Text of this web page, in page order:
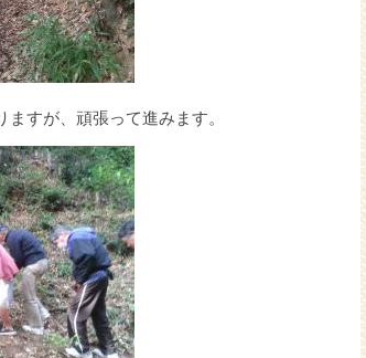
すが、頑張って進みます。